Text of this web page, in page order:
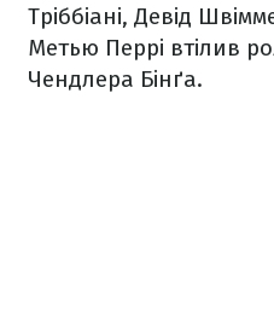
Тріббіані, Девід
Метью Перрі втілив
Чендлера Бінґа.